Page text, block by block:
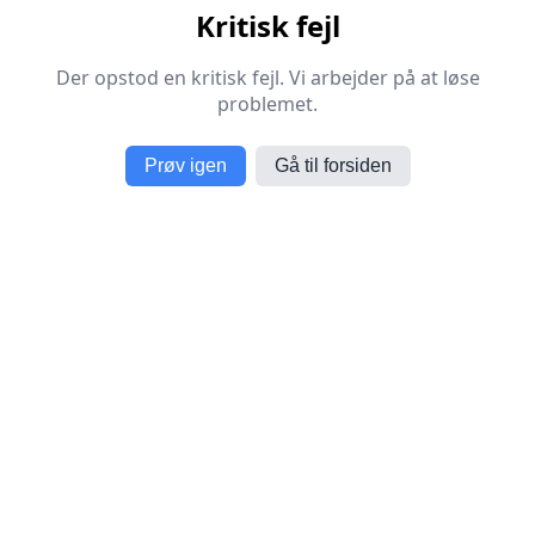
Kritisk fejl
Der opstod en kritisk fejl. Vi arbejder på at løse
problemet.
Prøv igen Gå til forsiden